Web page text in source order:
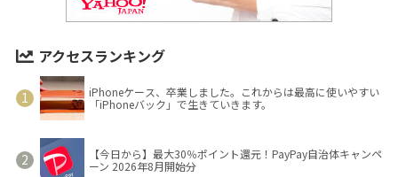
アクセスランキング
iPhoneケース、卒業しました。これからは最高に使いやすい
「iPhoneバック」で生きていきます。
【今日から】最大30％ポイント還元！PayPay自治体キャンペ
ーン 2026年8月開始分